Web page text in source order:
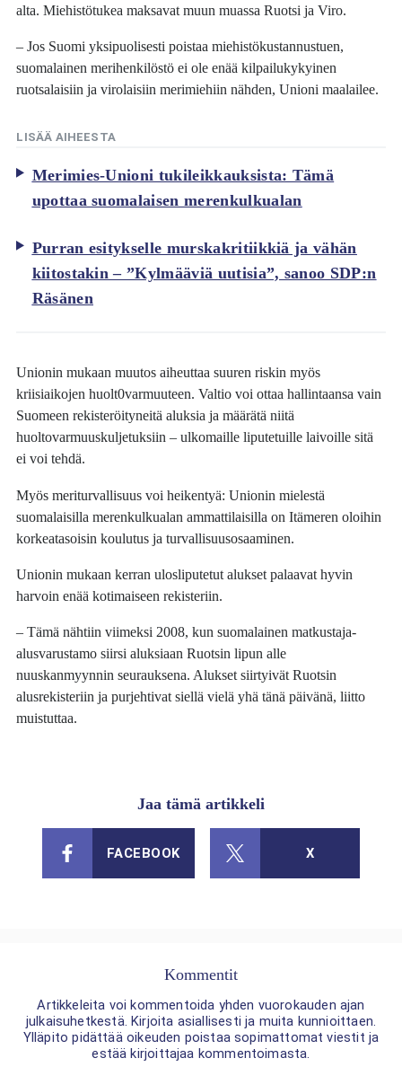
alta. Miehistötukea maksavat muun muassa Ruotsi ja Viro.
– Jos Suomi yksipuolisesti poistaa miehistökustannustuen,
suomalainen merihenkilöstö ei ole enää kilpailukykyinen
ruotsalaisiin ja virolaisiin merimiehiin nähden, Unioni maalailee.
LISÄÄ AIHEESTA
Merimies-Unioni tukileikkauksista: Tämä
upottaa suomalaisen merenkulkualan
Purran esitykselle murskakritiikkiä ja vähän
kiitostakin – ”Kylmääviä uutisia”, sanoo SDP:n
Räsänen
Unionin mukaan muutos aiheuttaa suuren riskin myös
kriisiaikojen huolt0varmuuteen. Valtio voi ottaa hallintaansa vain
Suomeen rekisteröityneitä aluksia ja määrätä niitä
huoltovarmuuskuljetuksiin – ulkomaille liputetuille laivoille sitä
ei voi tehdä.
Myös meriturvallisuus voi heikentyä: Unionin mielestä
suomalaisilla merenkulkualan ammattilaisilla on Itämeren oloihin
korkeatasoisin koulutus ja turvallisuusosaaminen.
Unionin mukaan kerran ulosliputetut alukset palaavat hyvin
harvoin enää kotimaiseen rekisteriin.
– Tämä nähtiin viimeksi 2008, kun suomalainen matkustaja-
alusvarustamo siirsi aluksiaan Ruotsin lipun alle
nuuskanmyynnin seurauksena. Alukset siirtyivät Ruotsin
alusrekisteriin ja purjehtivat siellä vielä yhä tänä päivänä, liitto
muistuttaa.
Jaa tämä artikkeli
FACEBOOK X
Kommentit
Artikkeleita voi kommentoida yhden vuorokauden ajan
julkaisuhetkestä. Kirjoita asiallisesti ja muita kunnioittaen.
Ylläpito pidättää oikeuden poistaa sopimattomat viestit ja
estää kirjoittajaa kommentoimasta.